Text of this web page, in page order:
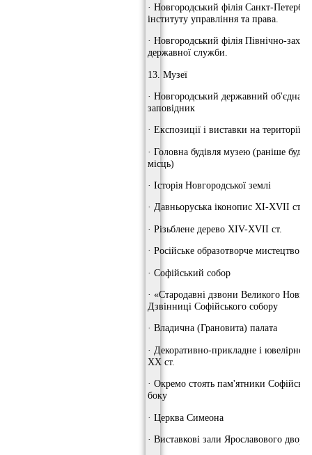
· Новгородський філія Санкт-
інституту управління та права.
· Новгородський філія Північно-
державної служби.
13. Музеї
· Новгородський державний
заповідник
· Експозиції і виставки на території
· Головна будівля музею (раніше
місць)
· Історія Новгородської землі
· Давньоруська іконопис XI-XVII ст.
· Різьблене дерево XIV-XVII ст.
· Російське образотворче мистецтво
· Софійський собор
· «Стародавні дзвони Великого
Дзвінниці Софійського собору
· Владична (Грановита) палата
· Декоративно-прикладне і ювелірне
XX ст.
· Окремо стоять пам'ятники
боку
· Церква Симеона
· Виставкові зали Ярославового